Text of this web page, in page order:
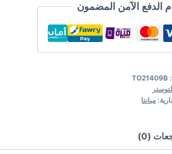
الدفع الآمن المضمون
TO21409B
ميانتا
(0)